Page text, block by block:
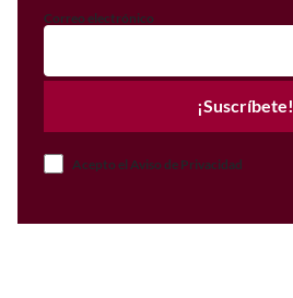
Correo electrónico
¡Suscríbete!
Acepto el Aviso de Privacidad